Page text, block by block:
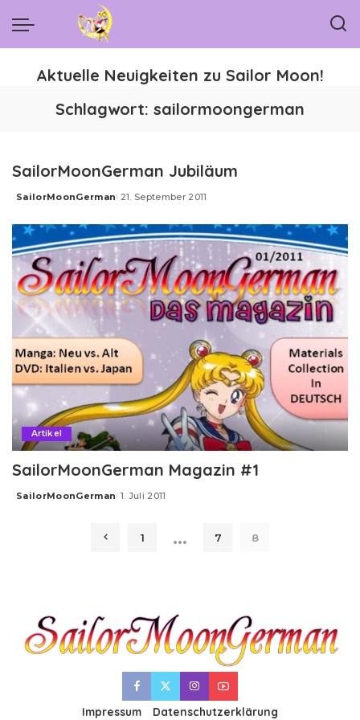
Aktuelle Neuigkeiten zu Sailor Moon!
Schlagwort: sailormoongerman
SailorMoonGerman Jubiläum
Posted
SailorMoonGerman 21. September 2011
Artikel
SailorMoonGerman Magazin #1
Posted
SailorMoonGerman 1. Juli 2011
1 … 7 8
Impressum Datenschutzerklärung